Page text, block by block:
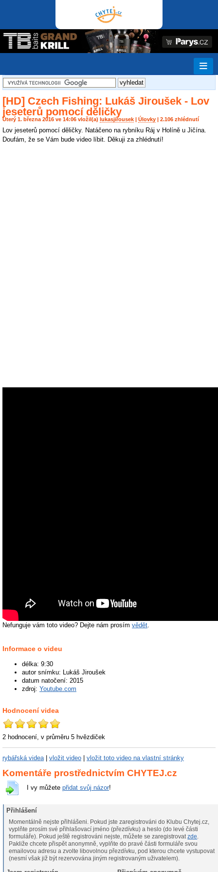
[HD] Czech Fishing: Lukáš Jiroušek - Lov
jeseterů pomocí děličky
Úterý 1. března 2016 ve 14:06 vložil(a) lukasjirousek Úlovky | 2.106 zhlédnutí
Lov jeseterů pomocí děličky. Natáčeno na rybníku Ráj v Holíně u Jičína.
Doufám, že se Vám bude video líbit. Děkuji za zhlédnutí!
Nefunguje vám toto video? Dejte nám prosím vědět.
Informace o videu
délka: 9:30
autor snímku: Lukáš Jiroušek
datum natočení: 2015
zdroj: Youtube.com
Hodnocení videa
2 hodnocení, v průměru 5 hvězdiček
rybářská videa| vložit video vložit toto video na vlastní stránky
Komentáře prostřednictvím CHYTEJ.cz
I vy můžete přidat svůj názor!
Přihlášení
Momentálně nejste přihlášeni. Pokud jste zaregistrováni do Klubu Chytej.cz,
vyplňte prosím své přihlašovací jméno (přezdívku) a heslo (do levé části
formuláře). Pokud ještě registrováni nejste, můžete se zaregistrovatzde.
Pakliže chcete přispět anonymně, vyplňte do pravé části formuláře svou
emailovou adresu a zvolte libovolnou přezdívku, pod kterou chcete vystupovat
(nesmí však již být rezervována jiným registrovaným uživatelem).